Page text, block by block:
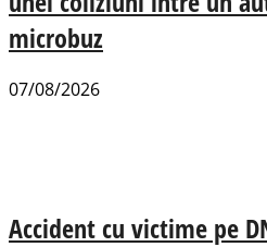
microbuz
07/08/2026
Accident cu victime pe